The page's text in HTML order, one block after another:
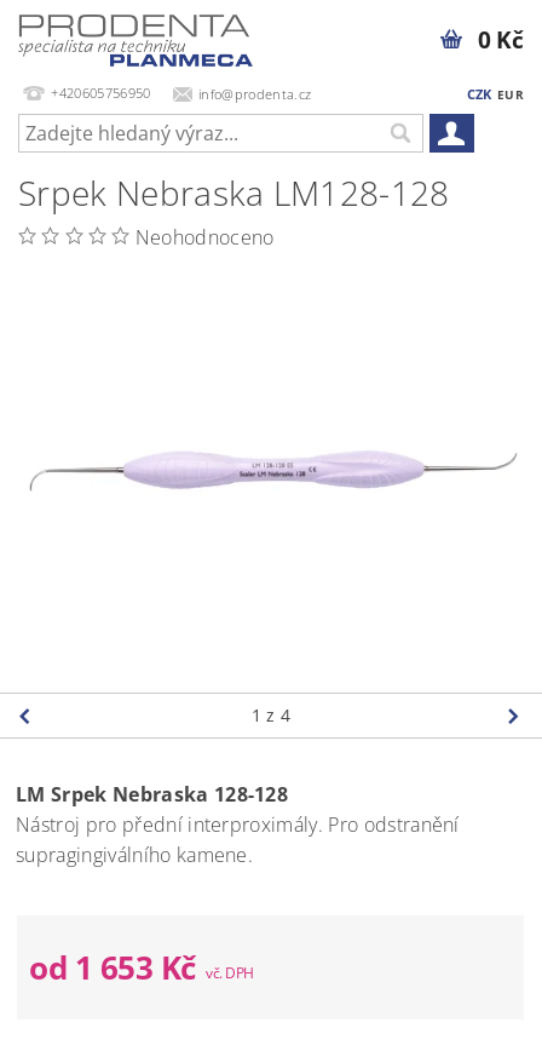
+420605756950 info@prodenta.cz CZK EUR
0 Kč
Srpek Nebraska LM128-128
Neohodnoceno
1 z 4
LM Srpek Nebraska 128-128
Nástroj pro přední interproximály. Pro odstranění
supragingiválního kamene.
od 1 653 Kč